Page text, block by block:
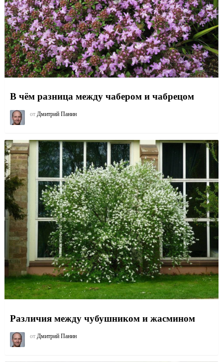
В чём разница между чабером и чабрецом
от Дмитрий Панин
Различия между чубушником и жасмином
от Дмитрий Панин